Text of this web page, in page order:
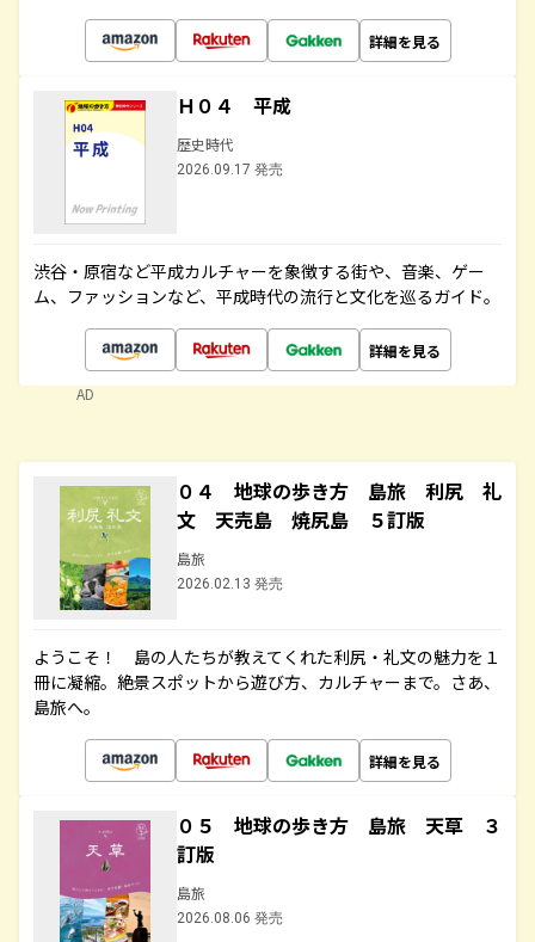
詳細を見る
Ｈ０４ 平成
歴史時代
2026.09.17 発売
渋谷・原宿など平成カルチャーを象徴する街や、音楽、ゲー
ム、ファッションなど、平成時代の流行と文化を巡るガイド。
詳細を見る
AD
０４ 地球の歩き方 島旅 利尻 礼
文 天売島 焼尻島 ５訂版
島旅
2026.02.13 発売
ようこそ！ 島の人たちが教えてくれた利尻・礼文の魅力を１
冊に凝縮。絶景スポットから遊び方、カルチャーまで。さあ、
島旅へ。
詳細を見る
０５ 地球の歩き方 島旅 天草 ３
訂版
島旅
2026.08.06 発売